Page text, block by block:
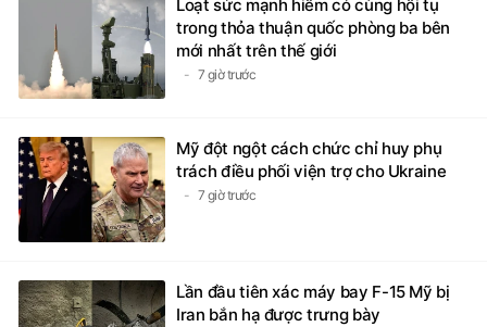
Loạt sức mạnh hiếm có cùng hội tụ
trong thỏa thuận quốc phòng ba bên
mới nhất trên thế giới
7 giờ trước
Mỹ đột ngột cách chức chỉ huy phụ
trách điều phối viện trợ cho Ukraine
7 giờ trước
Lần đầu tiên xác máy bay F-15 Mỹ bị
Iran bắn hạ được trưng bày